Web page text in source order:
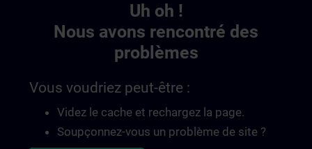
Uh oh !
Nous avons rencontré des
problèmes
Vous voudriez peut-être :
Videz le cache et rechargez la page.
Soupçonnez-vous un problème de site ?